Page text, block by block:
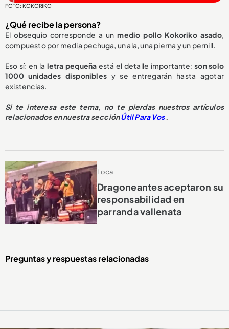
FOTO: KOKORIKO
¿Qué recibe la persona?
El obsequio corresponde a unmedio pollo Kokoriko asado,
compuesto por media pechuga, un ala, una pierna y un pernill.
Eso sí: en la letra pequeña está el detalle importante:son solo
1000 unidades disponiblesy se entregarán hasta agotar
existencias.
Si te interesa este tema, no te pierdas nuestros artículos
relacionados en nuestra secciónÚtil Para Vos.
Local
Dragoneantes aceptaron su
responsabilidad en
parranda vallenata
Preguntas y respuestas relacionadas